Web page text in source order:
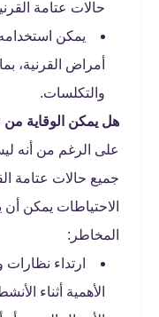
حالات عتامة
يمكن
أمراض القرنية،
والتكلسات.
هل يمكن الوقاية من
على الرغم من أنه
جميع حالات عتامة
الاحتياطات يمكن
المخاطر:
ارتداء نظارات
الأهمية أثناء